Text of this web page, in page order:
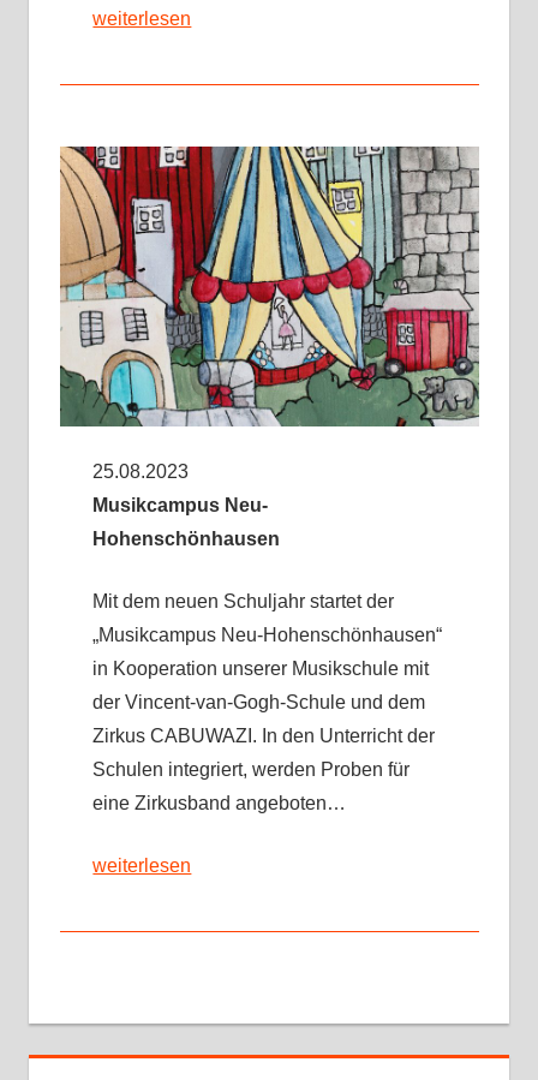
weiterlesen
25.08.2023
Musikcampus Neu-
Hohenschönhausen
Mit dem neuen Schuljahr startet der
„Musikcampus Neu-Hohenschönhausen“
in Kooperation unserer Musikschule mit
der Vincent-van-Gogh-Schule und dem
Zirkus CABUWAZI. In den Unterricht der
Schulen integriert, werden Proben für
eine Zirkusband angeboten…
weiterlesen